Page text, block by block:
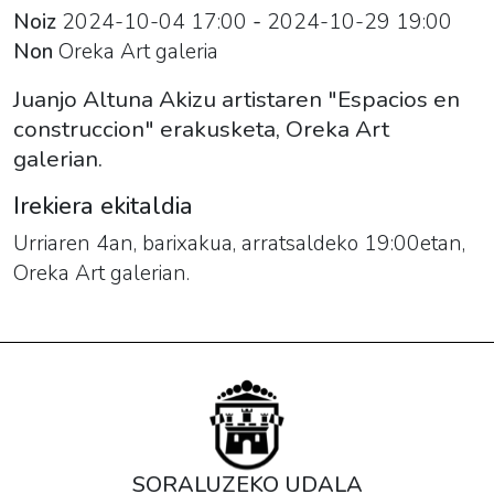
Noiz 2024-10-04 17:00 - 2024-10-29 19:00
Non Oreka Art galeria
Juanjo Altuna Akizu artistaren "Espacios en
construccion" erakusketa, Oreka Art
galerian.
Irekiera ekitaldia
Urriaren 4an, barixakua, arratsaldeko 19:00etan,
Oreka Art galerian.
SORALUZEKO UDALA